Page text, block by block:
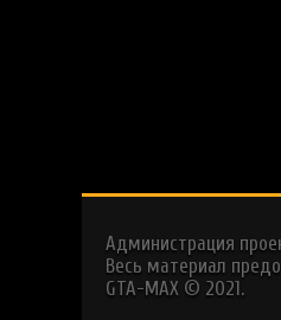
Администрация
Весь материал
GTA-MAX © 2021.